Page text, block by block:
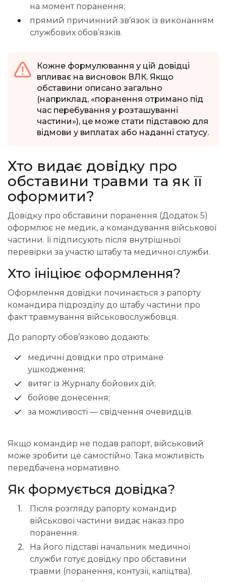
на момент поранення;
прямий причинний зв’язок із виконанням
службових обов’язків.
Кожне формулювання у цій довідці
впливає на висновок ВЛК. Якщо
обставини описано загально
(наприклад, «поранення отримано під
час перебування у розташуванні
частини»), це може стати підставою для
відмови у виплатах або наданні статусу.
Хто видає довідку про
обставини травми та як її
оформити?
Довідку про обставини поранення (Додаток 5)
оформлює не медик, а командування військової
частини. Її підписують після внутрішньої
перевірки за участю штабу та медичної служби.
Хто ініціює оформлення?
Оформлення довідки починається з рапорту
командира підрозділу до штабу частини про
факт травмування військовослужбовця.
До рапорту обов’язково додають:
медичні довідки про отримане
ушкодження;
витяг із Журналу бойових дій;
бойове донесення;
за можливості — свідчення очевидців.
Якщо командир не подав рапорт, військовий
може зробити це самостійно. Така можливість
передбачена нормативно.
Як формується довідка?
Після розгляду рапорту командир
військової частини видає наказ про
поранення.
На його підставі начальник медичної
служби готує довідку про обставини
травми (поранення, контузії, каліцтва).